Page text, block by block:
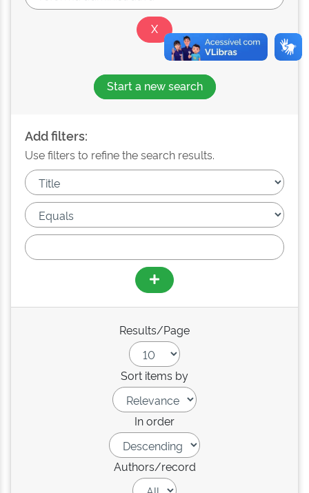
Start a new search
Add filters:
Use filters to refine the search results.
Results/Page
Sort items by
In order
Authors/record